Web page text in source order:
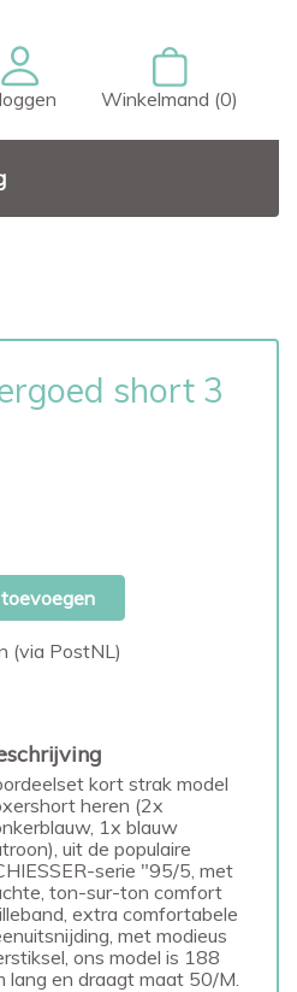
Winkelmand (0)
short 3
(via PostNL)
kort strak model
heren (2x
1x blauw
uit de populaire
serie "95/5, met
ton-sur-ton comfort
extra comfortabele
met modieus
ons model is 188
lang en draagt maat 50/M.